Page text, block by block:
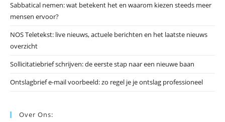
Sabbatical nemen: wat betekent het en waarom kiezen steeds meer
mensen ervoor?
NOS Teletekst: live nieuws, actuele berichten en het laatste nieuws
overzicht
Sollicitatiebrief schrijven: de eerste stap naar een nieuwe baan
Ontslagbrief e-mail voorbeeld: zo regel je je ontslag professioneel
Over Ons: